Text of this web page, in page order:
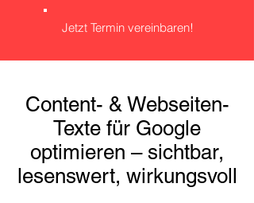
Jetzt Termin vereinbaren!
Content- & Webseiten-
Texte für Google
optimieren – sichtbar,
lesenswert, wirkungsvoll